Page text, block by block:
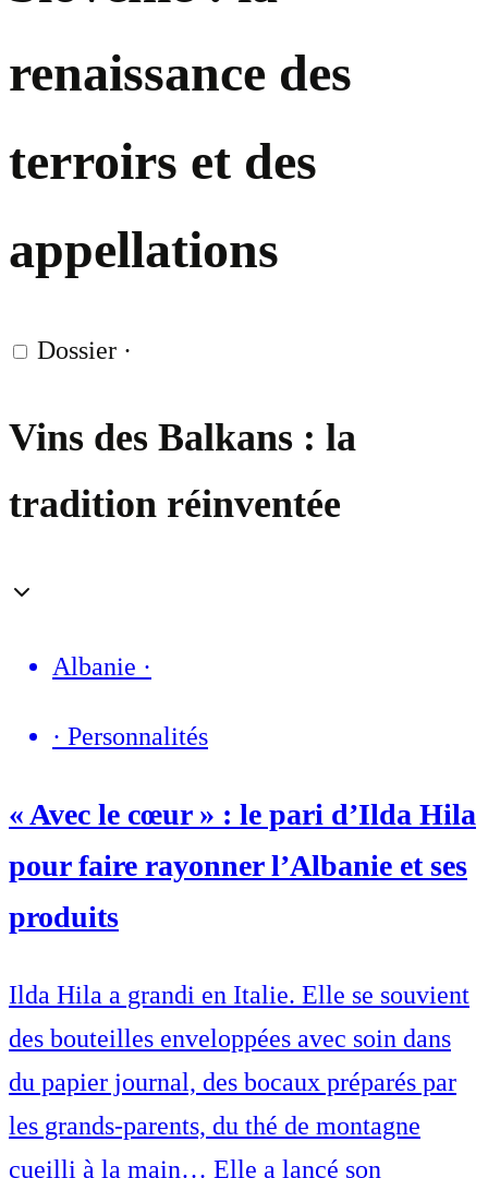
renaissance des
terroirs et des
appellations
Dossier ·
Vins des Balkans : la
tradition réinventée
Albanie ·
· Personnalités
« Avec le cœur » : le pari d’Ilda Hila
pour faire rayonner l’Albanie et ses
produits
Ilda Hila a grandi en Italie. Elle se souvient
des bouteilles enveloppées avec soin dans
du papier journal, des bocaux préparés par
les grands-parents, du thé de montagne
cueilli à la main… Elle a lancé son